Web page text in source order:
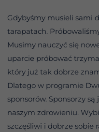
Gdybyśmy musieli sami
tarapatach.
Musimy nauczyć się
uparcie próbować
który już tak dobrze
Dlatego w programie
sponsorów. Sponsorzy
naszym zdrowieniu.
szczęśliwi i dobrze sobie